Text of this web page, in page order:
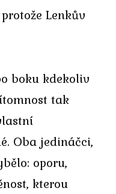
Lenkův
boku kdekoliv
tak
Oba jedináčci,
oporu,
kterou